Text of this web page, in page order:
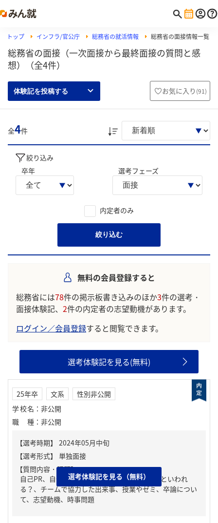
トップ インフラ/官公庁 総務省の就活情報 総務省の面接情報一覧
総務省の面接（一次面接から最終面接の質問と感
想）（全4件）
体験記を投稿する お気に入り (91)
全4件
絞り込み
卒年
選考フェーズ
内定者のみ
絞り込む
無料の会員登録すると
総務省には78件の掲示板書き込みのほか3件の選考・
面接体験記、 2件の内定者の志望動機があります。
ログイン／会員登録すると閲覧できます。
選考体験記を見る(無料)
25年卒 文系
性別非公開
学校名 ： 非公開
職種 ： 非公開
【質問内容・課題】
自己PR、自分の強み/弱み、周りからどんな人といわれ
る？、チームで協力した出来事、授業やゼミ、卒論につい
て、志望動機、時事問題
選考体験記を見る（無料）